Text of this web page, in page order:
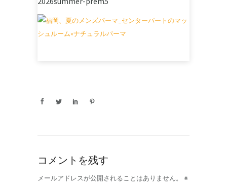
コメントを残す
メールアドレスが公開されることはありません。
※